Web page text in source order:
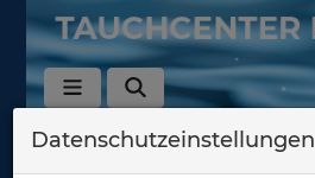
Zurück
Datenschutzeinstellungen